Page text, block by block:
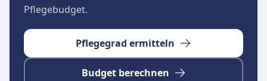
Pflegebudget.
Pflegegrad ermitteln
Budget berechnen